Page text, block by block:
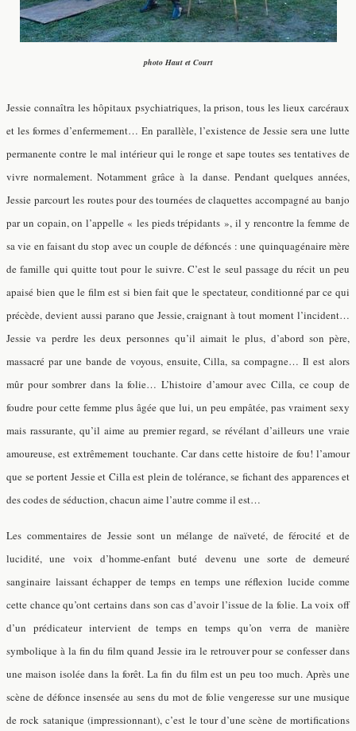
photo Haut et Court
Jessie connaîtra les hôpitaux psychiatriques, la prison, tous les lieux carcéraux
et les formes d’enfermement… En parallèle, l’existence de Jessie sera une lutte
permanente contre le mal intérieur qui le ronge et sape toutes ses tentatives de
vivre normalement. Notamment grâce à la danse. Pendant quelques années,
Jessie parcourt les routes pour des tournées de claquettes accompagné au banjo
par un copain, on l’appelle « les pieds trépidants », il y rencontre la femme de
sa vie en faisant du stop avec un couple de défoncés : une quinquagénaire mère
de famille qui quitte tout pour le suivre. C’est le seul passage du récit un peu
apaisé bien que le film est si bien fait que le spectateur, conditionné par ce qui
précède, devient aussi parano que Jessie, craignant à tout moment l’incident…
Jessie va perdre les deux personnes qu’il aimait le plus, d’abord son père,
massacré par une bande de voyous, ensuite, Cilla, sa compagne… Il est alors
mûr pour sombrer dans la folie… L’histoire d’amour avec Cilla, ce coup de
foudre pour cette femme plus âgée que lui, un peu empâtée, pas vraiment sexy
mais rassurante, qu’il aime au premier regard, se révélant d’ailleurs une vraie
amoureuse, est extrêmement touchante. Car dans cette histoire de fou! l’amour
que se portent Jessie et Cilla est plein de tolérance, se fichant des apparences et
des codes de séduction, chacun aime l’autre comme il est…
Les commentaires de Jessie sont un mélange de naïveté, de férocité et de
lucidité, une voix d’homme-enfant buté devenu une sorte de demeuré
sanginaire laissant échapper de temps en temps une réflexion lucide comme
cette chance qu’ont certains dans son cas d’avoir l’issue de la folie. La voix off
d’un prédicateur intervient de temps en temps qu’on verra de manière
symbolique à la fin du film quand Jessie ira le retrouver pour se confesser dans
une maison isolée dans la forêt. La fin du film est un peu too much. Après une
scène de défonce insensée au sens du mot de folie vengeresse sur une musique
de rock satanique (impressionnant), c’est le tour d’une scène de mortifications